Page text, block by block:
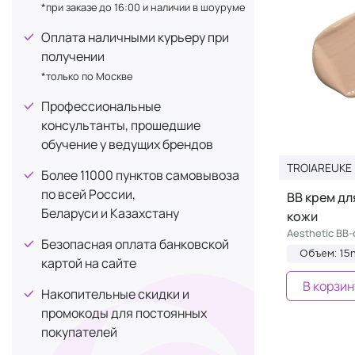
От купероза
Детокс
От черных точек
Защита от загрязнения
Пилинг
Антисептическое действие +34
Антигликирующее действие
Отбеливание
Загар
Уплотнение
Цинк органический (его оксид) 10
Сквалан
Железо
Молочная кислота
Центелла азиатская
Бисаболол (экстракт ромашки)
Масло авокадо
Масло жожоба
Салициловая кислота (ВНА-
Трегалоза
Аргинин
*при заказе до 16:00 и наличии в шоуруме
Оплата наличными курьеру при
получении
*только по Москве
Профессиональные
консультанты, прошедшие
обучение у ведущих брендов
Более 11000 пунктов самовывоза
по всей России,
Беларуси и Казахстану
Безопасная оплата банковской
картой на сайте
Накопительные скидки и
промокоды для постоянных
покупателей
TROIAREUKE
BB крем
кожи
Aesthetic BB-
Объем:
В